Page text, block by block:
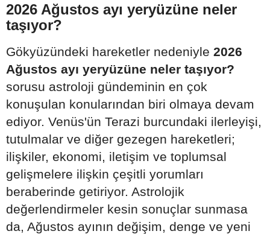
2026 Ağustos ayı yeryüzüne neler
taşıyor?
Gökyüzündeki hareketler nedeniyle 2026
Ağustos ayı yeryüzüne neler taşıyor?
sorusu astroloji gündeminin en çok
konuşulan konularından biri olmaya devam
ediyor. Venüs'ün Terazi burcundaki ilerleyişi,
tutulmalar ve diğer gezegen hareketleri;
ilişkiler, ekonomi, iletişim ve toplumsal
gelişmelere ilişkin çeşitli yorumları
beraberinde getiriyor. Astrolojik
değerlendirmeler kesin sonuçlar sunmasa
da, Ağustos ayının değişim, denge ve yeni